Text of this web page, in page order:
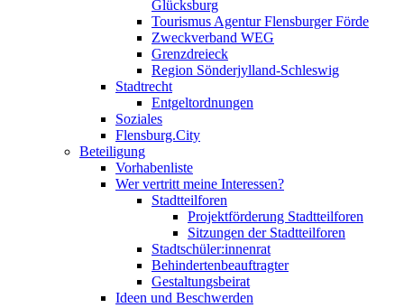
Glücksburg
Tourismus Agentur Flensburger Förde
Zweckverband WEG
Grenzdreieck
Region Sönderjylland-Schleswig
Stadtrecht
Entgeltordnungen
Soziales
Flensburg.City
Beteiligung
Vorhabenliste
Wer vertritt meine Interessen?
Stadtteilforen
Projektförderung Stadtteilforen
Sitzungen der Stadtteilforen
Stadtschüler:innenrat
Behindertenbeauftragter
Gestaltungsbeirat
Ideen und Beschwerden